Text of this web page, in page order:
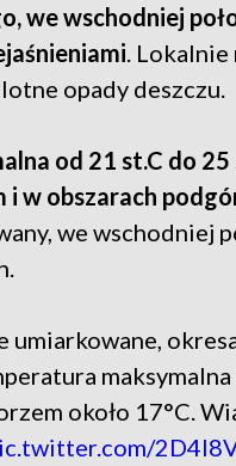
we wschodniej
. Lokalnie
opady deszczu.
od 21 st.C do 25
i w obszarach
we wschodniej
maksymalna
około 17°C.